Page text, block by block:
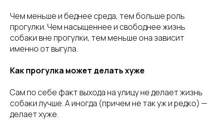
Чем меньше и беднее среда, тем больше роль
прогулки. Чем насыщеннее и свободнее жизнь
собаки вне прогулки, тем меньше она зависит
именно от выгула.
Как прогулка может делать хуже
Сам по себе факт выхода на улицу не делает жизнь
собаки лучше. А иногда (причем не так уж и редко) —
делает хуже.